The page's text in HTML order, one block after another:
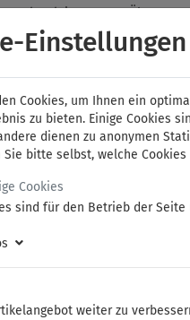
starke Aktionen ✓Über 20
im Inland ab 150,00
Dabei werden
oder die Spracheinstellung auf
Ohne Cookies ist der
eingeschränkt. Sind Sie damit
klicken Sie bitte hier.
Einstellungen
Cookies, um Ihnen ein
zu bieten. Einige Cookies
dienen zu anonymen
Sie bitte selbst, welche
Cookies
sind für den Betrieb der Seite
weiter zu